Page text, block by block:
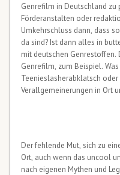
Genrefilm in Deutschland zu
Förderanstalten oder
Umkehrschluss dann, dass
da sind? Ist dann alles in
mit deutschen Genrestoffen.
Genrefilm, zum Beispiel.
Teenieslasherabklatsch
Verallgemeinerungen in Ort
Der fehlende Mut, sich zu
Ort, auch wenn das uncool
nach eigenen Mythen und